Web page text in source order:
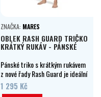
ZNAČKA: MARES
OBLEK RASH GUARD TRIČKO
KRÁTKÝ RUKÁV - PÁNSKÉ
Pánské triko s krátkým rukávem
z nové řady Rash Guard je ideální
volbou jako podoblek nebo může
být použito samostatně jako
1 295 Kč